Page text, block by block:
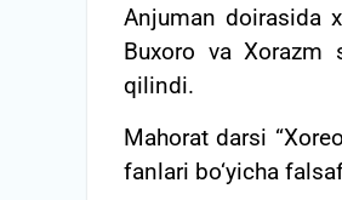
Anjuman doirasida
Buxoro va Xorazm
qilindi.
Mahorat darsi
fanlari bo‘yicha